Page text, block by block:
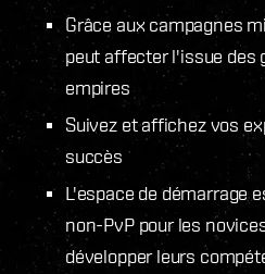
Grâce aux campagnes
peut affecter l'issue des
empires
Suivez et affichez vos
succès
L'espace de démarrage
non-PvP pour les
développer leurs